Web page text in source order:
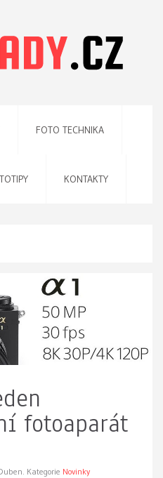
FOTO TECHNIKA
KONTAKTY
fotoaparát
Kategorie Novinky